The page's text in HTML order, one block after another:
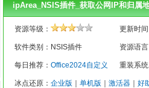
ipArea_NSIS插件_获取公网IP和归属
资源等级： 更新时
软件类别：NSIS插件 资源语
每日推荐： Office2024自定义 重装系
冰点还原： 企业版 单机版 激活器 好